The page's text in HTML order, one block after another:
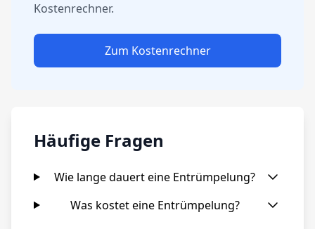
Kostenrechner.
Zum Kostenrechner
Häufige Fragen
Wie lange dauert eine Entrümpelung?
Was kostet eine Entrümpelung?